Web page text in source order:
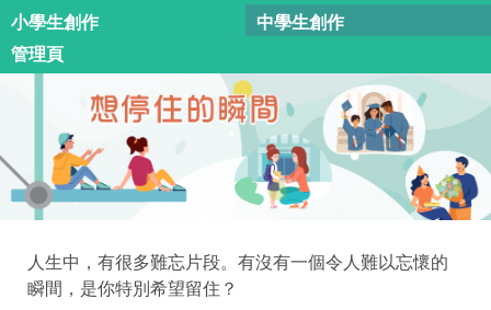
小學生創作
中學生創作
管理頁
人生中，有很多難忘片段。有沒有一個令人難以忘懷的
瞬間，是你特別希望留住？